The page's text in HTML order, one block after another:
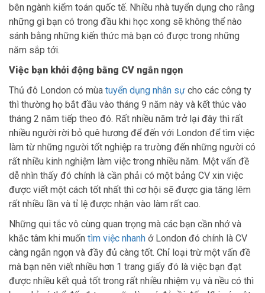
bên ngành kiểm toán quốc tế. Nhiều nhà tuyển dụng cho rằng
những gì bạn có trong đầu khi học xong sẽ không thể nào
sánh bằng những kiến thức mà bạn có được trong những
năm sắp tới.
Việc bạn khởi động bằng CV ngắn ngọn
Thủ đô London có mùa tuyển dụng nhân sự cho các công ty
thì thường họ bắt đầu vào tháng 9 năm này và kết thúc vào
tháng 2 năm tiếp theo đó. Rất nhiều năm trở lại đây thì rất
nhiều người rời bỏ quê hương để đến với London để tìm việc
làm từ những người tốt nghiệp ra trường đến những người có
rất nhiều kinh nghiệm làm việc trong nhiều năm. Một vấn đề
dễ nhìn thấy đó chính là cần phải có một bảng CV xin việc
được viết một cách tốt nhất thì cơ hội sẽ được gia tăng lêm
rất nhiều lần và tỉ lệ được nhận vào làm rất cao.
Những qui tắc vô cùng quan trọng mà các bạn cần nhớ và
khắc tâm khi muốn tìm việc nhanh ở London đó chính là CV
càng ngắn ngọn và đầy đủ càng tốt. Chỉ loại trừ một vấn đề
mà bạn nên viết nhiều hơn 1 trang giấy đó là việc bạn đạt
được nhiều kết quả tốt trong rất nhiều nhiệm vụ và nều có thì